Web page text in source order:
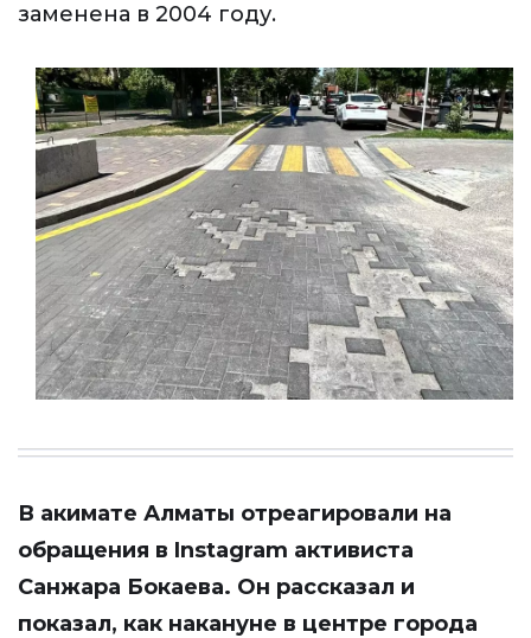
заменена в 2004 году.
В акимате Алматы отреагировали на
обращения в Instagram активиста
Санжара Бокаева. Он рассказал и
показал, как накануне в центре города